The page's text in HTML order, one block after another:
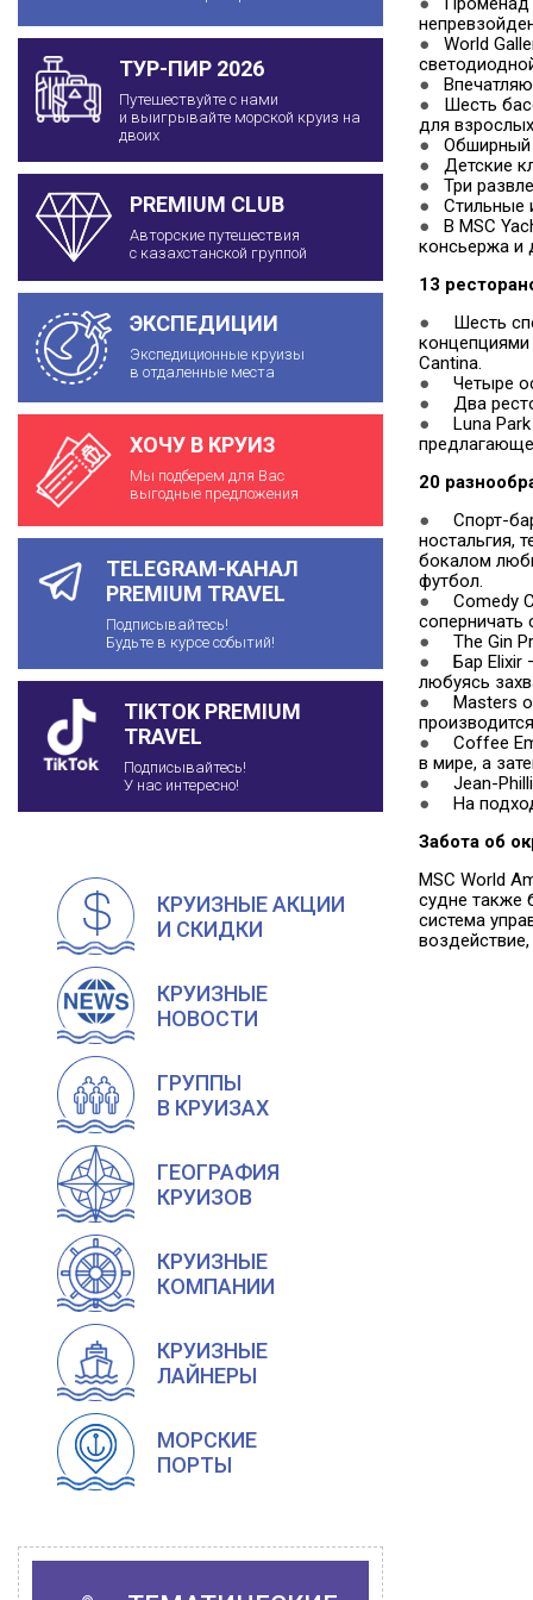
ТУР-ПИР 2026
Путешествуйте с нами
и выигрывайте морской круиз на
двоих
PREMIUM CLUB
Авторские путешествия
с казахстанской группой
ЭКСПЕДИЦИИ
Экспедиционные круизы
в отдаленные места
ХОЧУ В КРУИЗ
Мы подберем для Вас
выгодные предложения
TELEGRAM-КАНАЛ
PREMIUM TRAVEL
Подписывайтесь!
Будьте в курсе событий!
TIKTOK PREMIUM
TRAVEL
Подписывайтесь!
У нас интересно!
КРУИЗНЫЕ АКЦИИ
И СКИДКИ
КРУИЗНЫЕ
НОВОСТИ
ГРУППЫ
В КРУИЗАХ
ГЕОГРАФИЯ
КРУИЗОВ
КРУИЗНЫЕ
КОМПАНИИ
КРУИЗНЫЕ
ЛАЙНЕРЫ
МОРСКИЕ
ПОРТЫ
● World
●
● Шесть
для
● Обширный
● Детские
● Три
● Стильные
● В MSC
консьержа и
13
●
Шесть
концепциями
Cantina.
●
Четыре
●
Два
●
Luna Park
20
●
Спорт-
ностальгия,
бокалом
футбол.
●
Comedy
соперничать
●
The Gin
●
Бар Elixir
любуясь
●
Masters of
●
Coffee
в мире, а
●
Jean-
●
На
Забота об
MSC World
судне также
система